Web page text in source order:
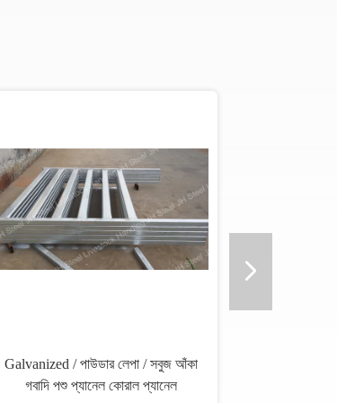
বেড়া প্যানেল গবাদি পশু
বিক্রয়ের জন্য সস্তা ভেড়া
ঘোড়া / অক্স / গরু / ভেড়া /